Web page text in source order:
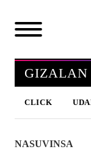
GIZALAN
CLICK
NASUVINSA